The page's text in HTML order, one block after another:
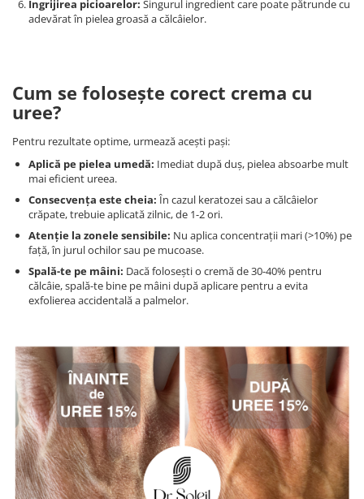
Îngrijirea picioarelor: Singurul ingredient care poate pătrunde cu
adevărat în pielea groasă a călcâielor.
Cum se folosește corect crema cu
uree?
Pentru rezultate optime, urmează acești pași:
Aplică pe pielea umedă: Imediat după duș, pielea absoarbe mult
mai eficient ureea.
Consecvența este cheia: În cazul keratozei sau a călcâielor
crăpate, trebuie aplicată zilnic, de 1-2 ori.
Atenție la zonele sensibile: Nu aplica concentrații mari (>10%) pe
față, în jurul ochilor sau pe mucoase.
Spală-te pe mâini: Dacă folosești o cremă de 30-40% pentru
călcâie, spală-te bine pe mâini după aplicare pentru a evita
exfolierea accidentală a palmelor.